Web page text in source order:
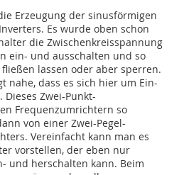
Erzeugung der sinusförmigen
Es wurde oben schon
die Zwischenkreisspannung
ein- und ausschalten und so
lassen oder aber sperren.
nahe, dass es sich hier um Ein-
Zwei-Punkt-
Frequenzumrichtern so
von einer Zwei-Pegel-
Vereinfacht kann man es
vorstellen, der eben nur
und herschalten kann. Beim